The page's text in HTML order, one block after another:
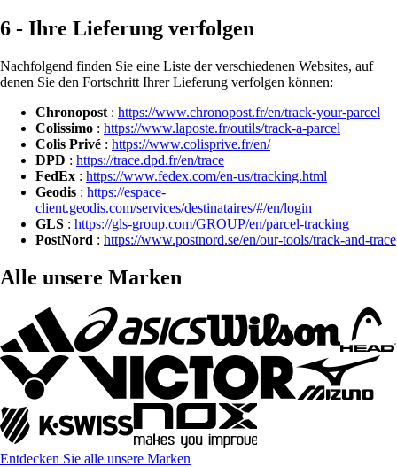
6 - Ihre Lieferung verfolgen
Nachfolgend finden Sie eine Liste der verschiedenen Websites, auf
denen Sie den Fortschritt Ihrer Lieferung verfolgen können:
Chronopost : https://www.chronopost.fr/en/track-your-parcel
Colissimo : https://www.laposte.fr/outils/track-a-parcel
Colis Privé : https://www.colisprive.fr/en/
DPD : https://trace.dpd.fr/en/trace
FedEx : https://www.fedex.com/en-us/tracking.html
Geodis : https://espace-
client.geodis.com/services/destinataires/#/en/login
GLS : https://gls-group.com/GROUP/en/parcel-tracking
PostNord : https://www.postnord.se/en/our-tools/track-and-trace
Alle unsere Marken
Entdecken Sie alle unsere Marken